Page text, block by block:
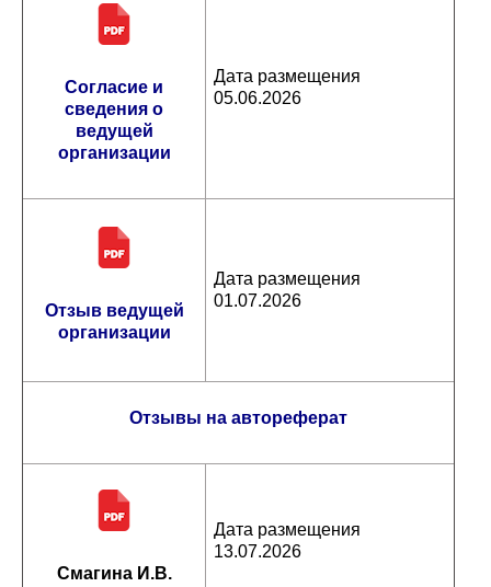
Согласие и
сведения о
ведущей
организации
Дата размещения
05.06.2026
Отзыв ведущей
организации
Дата размещения
01.07.2026
Отзывы на автореферат
Смагина И.В.
Дата размещения
13.07.2026